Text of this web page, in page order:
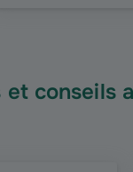
et conseils